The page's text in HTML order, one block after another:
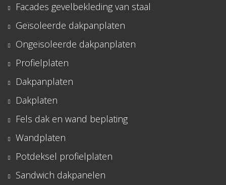
Facades gevelbekleding van staal
Geïsoleerde dakpanplaten
Ongeïsoleerde dakpanplaten
Profielplaten
Dakpanplaten
Dakplaten
Fels dak en wand beplating
Wandplaten
Potdeksel profielplaten
Sandwich dakpanelen